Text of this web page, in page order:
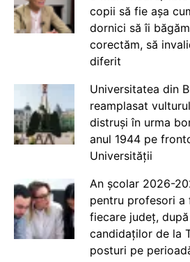
copii să fie așa
dornici să îi
corectăm, să
diferit
Universitatea din
reamplasat
distruși în urma
anul 1944 pe
Universității
An școlar 2026-
pentru profesori a
fiecare județ,
candidaților de la
posturi pe